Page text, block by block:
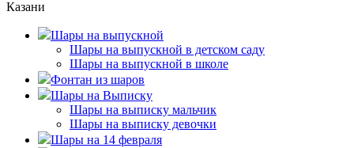
Шары на выпускной
Шары на выпускной в детском саду
Шары на выпускной в школе
Фонтан из шаров
Шары на Выписку
Шары на выписку мальчик
Шары на выписку девочки
Шары на 14 февраля